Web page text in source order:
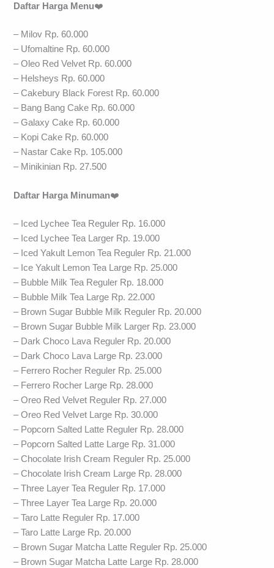
Daftar Harga Menu❤️
– Milov Rp. 60.000
– Ufomaltine Rp. 60.000
– Oleo Red Velvet Rp. 60.000
– Helsheys Rp. 60.000
– Cakebury Black Forest Rp. 60.000
– Bang Bang Cake Rp. 60.000
– Galaxy Cake Rp. 60.000
– Kopi Cake Rp. 60.000
– Nastar Cake Rp. 105.000
– Minikinian Rp. 27.500
Daftar Harga Minuman❤️
– Iced Lychee Tea Reguler Rp. 16.000
– Iced Lychee Tea Larger Rp. 19.000
– Iced Yakult Lemon Tea Reguler Rp. 21.000
– Ice Yakult Lemon Tea Large Rp. 25.000
– Bubble Milk Tea Reguler Rp. 18.000
– Bubble Milk Tea Large Rp. 22.000
– Brown Sugar Bubble Milk Reguler Rp. 20.000
– Brown Sugar Bubble Milk Larger Rp. 23.000
– Dark Choco Lava Reguler Rp. 20.000
– Dark Choco Lava Large Rp. 23.000
– Ferrero Rocher Reguler Rp. 25.000
– Ferrero Rocher Large Rp. 28.000
– Oreo Red Velvet Reguler Rp. 27.000
– Oreo Red Velvet Large Rp. 30.000
– Popcorn Salted Latte Reguler Rp. 28.000
– Popcorn Salted Latte Large Rp. 31.000
– Chocolate Irish Cream Reguler Rp. 25.000
– Chocolate Irish Cream Large Rp. 28.000
– Three Layer Tea Reguler Rp. 17.000
– Three Layer Tea Large Rp. 20.000
– Taro Latte Reguler Rp. 17.000
– Taro Latte Large Rp. 20.000
– Brown Sugar Matcha Latte Reguler Rp. 25.000
– Brown Sugar Matcha Latte Large Rp. 28.000